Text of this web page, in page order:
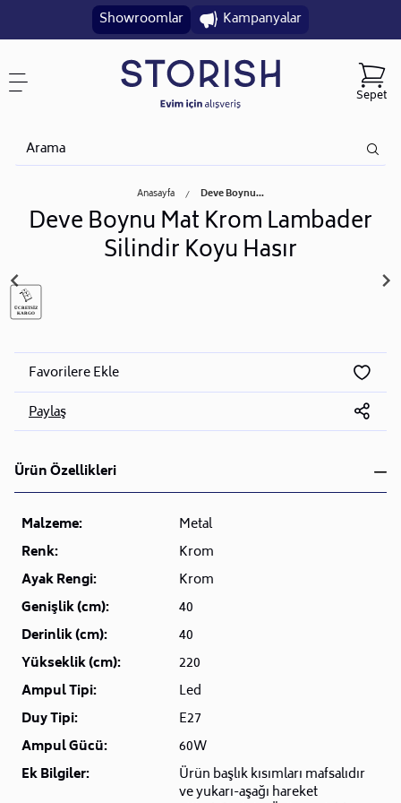
Showroomlar Kampanyalar
Sepet
Anasayfa Deve Boynu...
Deve Boynu Mat Krom Lambader
Silindir Koyu Hasır
Favorilere Ekle
Paylaş
Ürün Özellikleri
Malzeme:
Metal
Renk:
Krom
Ayak Rengi:
Krom
Genişlik (cm):
40
Derinlik (cm):
40
Yükseklik (cm):
220
Ampul Tipi:
Led
Duy Tipi:
E27
Ampul Gücü:
60W
Ek Bilgiler:
Ürün başlık kısımları mafsalıdır
ve yukarı-aşağı hareket